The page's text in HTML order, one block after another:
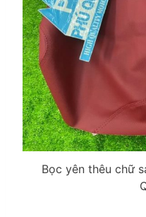
Bọc yên thêu chữ